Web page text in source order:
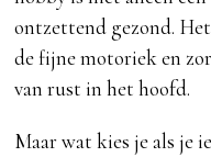
ontzettend gezond.
de fijne motoriek en
van rust in het hoofd.
Maar wat kies je als je